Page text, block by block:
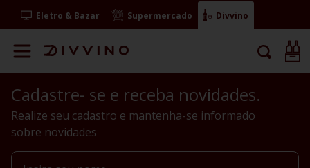
Eletro & Bazar Supermercado Divvino
Cadastre- se e receba novidades.
Realize seu cadastro e mantenha-se informado
sobre novidades